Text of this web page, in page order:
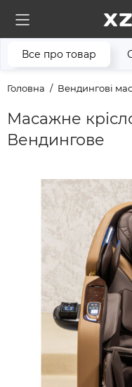
Головна Вендингові
Масажне
Вендингове
Все про товар